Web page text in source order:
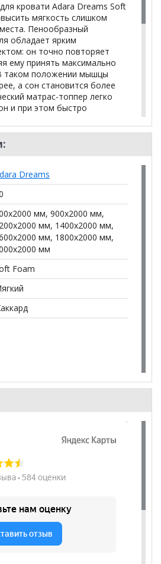
кровати Adara Dreams Soft
мягкость слишком
Пенообразный
обладает ярким
он точно повторяет
ему принять максимально
таком положении мышцы
а сон становится более
матрас-топпер легко
и при этом быстро
при разворачивании на
Благодаря этому его
в шкафу, и перевозить в
автомобиля.
о том, как купить
у нашего менеджера
.
сайте 100диванов.com
для интернет-магазинаи
в розничных магазинах-
Dreams
мм, 900x2000 мм,
мм, 1400x2000 мм,
мм, 1800x2000 мм,
мм
Foam